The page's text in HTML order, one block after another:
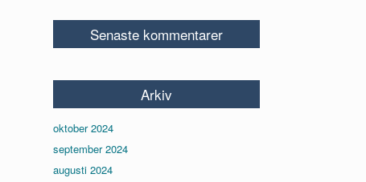
Senaste kommentarer
Arkiv
oktober 2024
september 2024
augusti 2024